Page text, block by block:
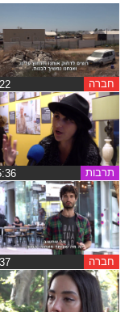
remove_circle_outline
Decrease font
brightness_high
ניגודיות בהירה
חברה
תרבות
חברה